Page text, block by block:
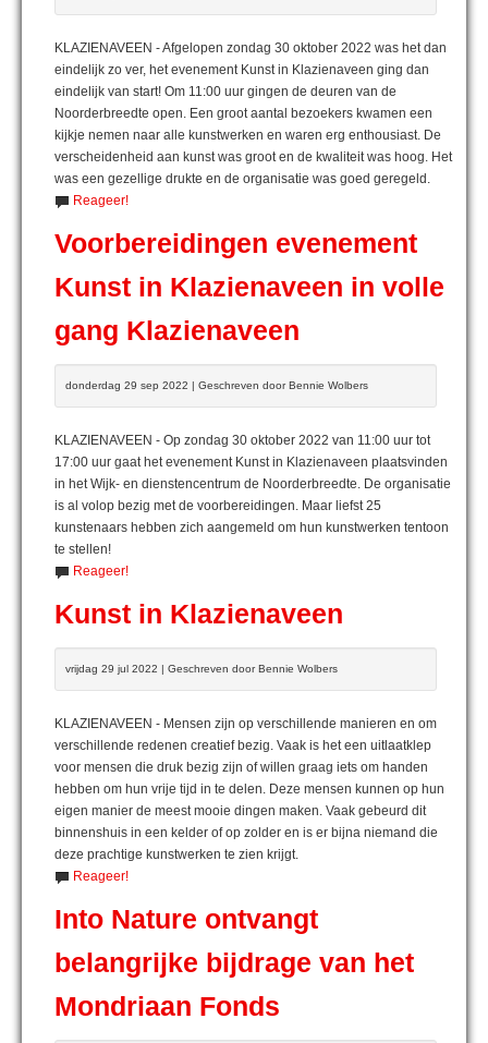
KLAZIENAVEEN - Afgelopen zondag 30 oktober 2022 was het dan
eindelijk zo ver, het evenement Kunst in Klazienaveen ging dan
eindelijk van start! Om 11:00 uur gingen de deuren van de
Noorderbreedte open. Een groot aantal bezoekers kwamen een
kijkje nemen naar alle kunstwerken en waren erg enthousiast. De
verscheidenheid aan kunst was groot en de kwaliteit was hoog. Het
was een gezellige drukte en de organisatie was goed geregeld.
Reageer!
Voorbereidingen evenement
Kunst in Klazienaveen in volle
gang Klazienaveen
donderdag 29 sep 2022 | Geschreven door Bennie Wolbers
KLAZIENAVEEN - Op zondag 30 oktober 2022 van 11:00 uur tot
17:00 uur gaat het evenement Kunst in Klazienaveen plaatsvinden
in het Wijk- en dienstencentrum de Noorderbreedte. De organisatie
is al volop bezig met de voorbereidingen. Maar liefst 25
kunstenaars hebben zich aangemeld om hun kunstwerken tentoon
te stellen!
Reageer!
Kunst in Klazienaveen
vrijdag 29 jul 2022 | Geschreven door Bennie Wolbers
KLAZIENAVEEN - Mensen zijn op verschillende manieren en om
verschillende redenen creatief bezig. Vaak is het een uitlaatklep
voor mensen die druk bezig zijn of willen graag iets om handen
hebben om hun vrije tijd in te delen. Deze mensen kunnen op hun
eigen manier de meest mooie dingen maken. Vaak gebeurd dit
binnenshuis in een kelder of op zolder en is er bijna niemand die
deze prachtige kunstwerken te zien krijgt.
Reageer!
Into Nature ontvangt
belangrijke bijdrage van het
Mondriaan Fonds